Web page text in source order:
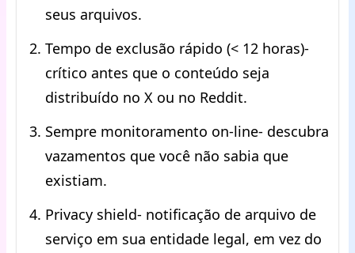
seus arquivos.
Tempo de exclusão rápido (< 12 horas)-
crítico antes que o conteúdo seja
distribuído no X ou no Reddit.
Sempre monitoramento on-line- descubra
vazamentos que você não sabia que
existiam.
Privacy shield- notificação de arquivo de
serviço em sua entidade legal, em vez do